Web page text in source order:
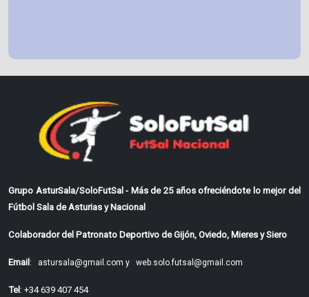
Grupo AsturSala/SoloFutSal - Más de 25 años ofreciéndote lo mejor del
Fútbol Sala de Asturias y Nacional
Colaborador del Patronato Deportivo de Gijón, Oviedo, Mieres y Siero
Email : astursala@gmail.com y web.solo.futsal@gmail.com
Tel : +34 639 407 454